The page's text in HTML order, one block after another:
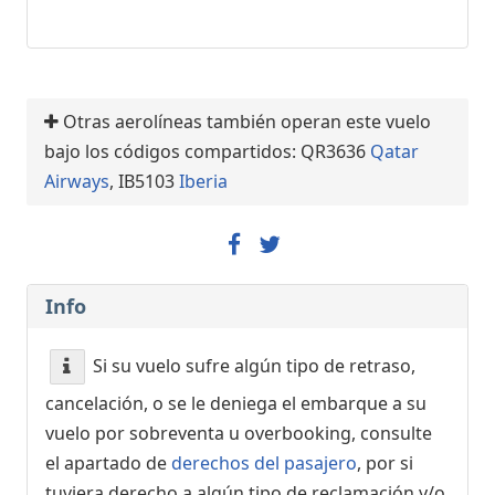
Otras aerolíneas también operan este vuelo
bajo los códigos compartidos: QR3636 Qatar
Airways, IB5103Iberia
Info
Si su vuelo sufre algún tipo de retraso,
cancelación, o se le deniega el embarque a su
vuelo por sobreventa u overbooking, consulte
el apartado dederechos del pasajero, por si